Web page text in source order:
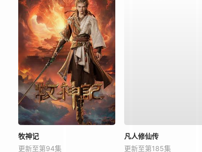
牧神记
更新至第94集
凡人修仙传
更新至第185集